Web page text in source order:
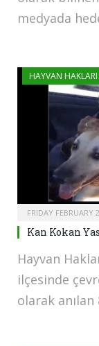
medyada
HAYVAN HAKLARI
FRIDAY FEBRUARY
Kan Kokan
Hayvan
ilçesinde
olarak anılan